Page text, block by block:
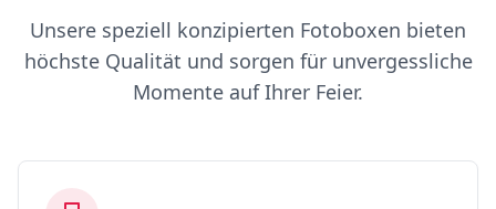
Unsere speziell konzipierten Fotoboxen bieten
höchste Qualität und sorgen für unvergessliche
Momente auf Ihrer Feier.